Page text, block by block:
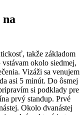
takže základom
okolo siedmej,
Vizáži sa venujem
asi 5 minút. Do ôsmej
si podklady pre
prvý standup. Prvé
Okolo dvanástej